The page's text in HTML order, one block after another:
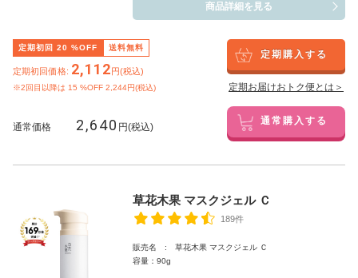
商品詳細を見る
定期初回 20 %OFF 送料無料
定期初回価格: 2,112円(税込)
※2回目以降は 15 %OFF 2,244円(税込)
定期購入する
定期お届けおトク便とは＞
通常価格 2,640 円(税込) 通常購入する
草花木果 マスクジェル Ｃ
189件
販売名 : 草花木果 マスクジェル Ｃ
容量：90g